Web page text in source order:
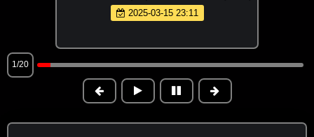
2025-03-15 23:11
1/20